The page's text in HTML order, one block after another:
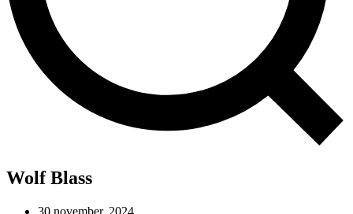
Wolf Blass
30 november, 2024